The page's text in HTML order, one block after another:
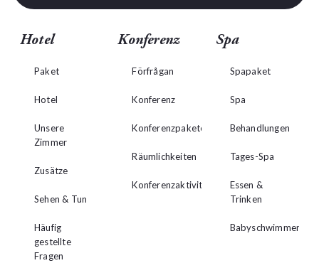
Hotel
Paket
Hotel
Unsere
Zimmer
Zusätze
Sehen & Tun
Häufig
gestellte
Fragen
Konferenz
Förfrågan
Konferenz
Konferenzpakete
Räumlichkeiten
Konferenzaktivitäten
Spa
Spapaket
Spa
Behandlungen
Tages-Spa
Essen &
Trinken
Babyschwimmen